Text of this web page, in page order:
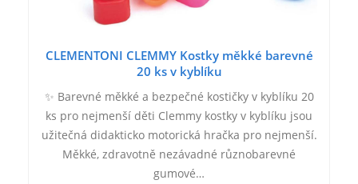
CLEMENTONI CLEMMY Kostky měkké barevné
20 ks v kyblíku
✨ Barevné měkké a bezpečné kostičky v kyblíku 20
ks pro nejmenší děti Clemmy kostky v kyblíku jsou
užitečná didakticko motorická hračka pro nejmenší.
Měkké, zdravotně nezávadné různobarevné
gumové…